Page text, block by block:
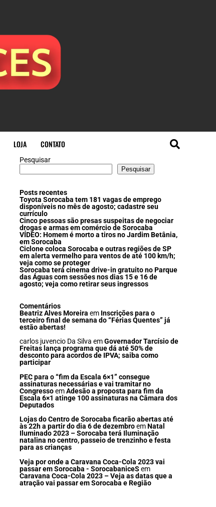
LOJA CONTATO
Pesquisar
Pesquisar
Posts recentes
Toyota Sorocaba tem 181 vagas de emprego
disponíveis no mês de agosto; cadastre seu
currículo
Cinco pessoas são presas suspeitas de negociar
drogas e armas em comércio de Sorocaba
VÍDEO: Homem é morto a tiros no Jardim Betânia,
em Sorocaba
Ciclone coloca Sorocaba e outras regiões de SP
em alerta vermelho para ventos de até 100 km/h;
veja como se proteger
Sorocaba terá cinema drive-in gratuito no Parque
das Águas com sessões nos dias 15 e 16 de
agosto; veja como retirar seus ingressos
Comentários
Beatriz Alves Moreira em Inscrições para o
terceiro final de semana do “Férias Quentes” já
estão abertas!
carlos juvencio Da Silva emGovernador Tarcísio de
Freitas lança programa que dá até 50% de
desconto para acordos de IPVA; saiba como
participar
PEC para o “fim da Escala 6×1” consegue
assinaturas necessárias e vai tramitar no
CongressoemAdesão a proposta para fim da
Escala 6×1 atinge 100 assinaturas na Câmara dos
Deputados
Lojas do Centro de Sorocaba ficarão abertas até
às 22h a partir do dia 6 de dezembroemNatal
Iluminado 2023 – Sorocaba terá Iluminação
natalina no centro, passeio de trenzinho e festa
para as crianças
Veja por onde a Caravana Coca-Cola 2023 vai
passar em Sorocaba - SorocabaniceS em
Caravana Coca-Cola 2023 – Veja as datas que a
atração vai passar em Sorocaba e Região